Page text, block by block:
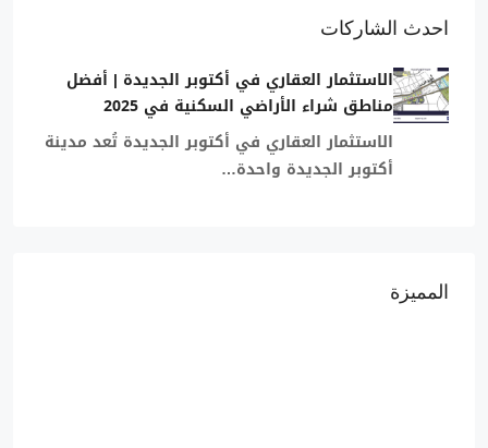
احدث الشاركات
الاستثمار العقاري في أكتوبر الجديدة | أفضل
مناطق شراء الأراضي السكنية في 2025
الاستثمار العقاري في أكتوبر الجديدة تُعد مدينة
أكتوبر الجديدة واحدة…
المميزة